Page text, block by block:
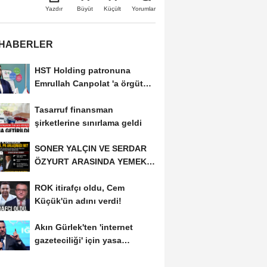
Yazdır Büyüt Küçült Yorumlar
HST Holding patronuna
Emrullah Canpolat 'a örgüt
Tasarruf finansman
şirketlerine sınırlama geldi
SONER YALÇIN VE SERDAR
ÖZYURT ARASINDA YEMEK
ROK itirafçı oldu, Cem
Küçük'ün adını verdi!
Akın Gürlek'ten 'internet
gazeteciliği' için yasa